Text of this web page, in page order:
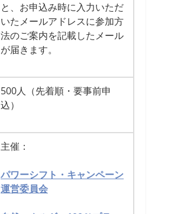
と、お申込み時に入力いただ
いたメールアドレスに参加方
法のご案内を記載したメール
が届きます。
500人（先着順・要事前申
込）
主催：
パワーシフト・キャンペーン
運営委員会